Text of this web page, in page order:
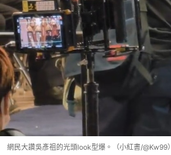
網民大讚吳彥祖的光頭look型爆。（小紅書/@Kw99）